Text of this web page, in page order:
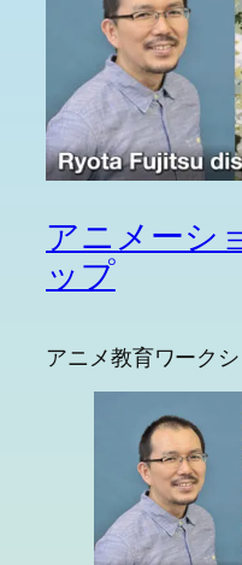
アニメーシ
ップ
アニメ教育ワーク